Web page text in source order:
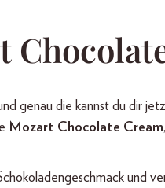
genau die kannst du dir
Mozart Chocolate Cream
und